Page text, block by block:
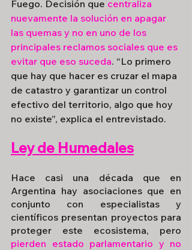
Fuego. Decisión que centraliza
nuevamente la solución en apagar
las quemas y no en uno de los
principales reclamos sociales que es
evitar que eso suceda. “Lo primero
que hay que hacer es cruzar el mapa
de catastro y garantizar un control
efectivo del territorio, algo que hoy
no existe”, explica el entrevistado.
Ley de Humedales
Hace casi una década que en
Argentina hay asociaciones que en
conjunto con especialistas y
científicos presentan proyectos para
pierden estado parlamentario y no